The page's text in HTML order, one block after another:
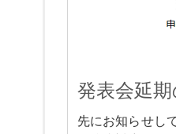
発表会延
先にお知らせし